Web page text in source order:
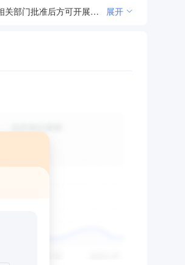
建设工程施工；农业专业及辅助性活动；建筑劳务分包；建筑材料、五金产品销售、机械设备租赁。（依法须经批准的项目，经相关部门批准后方可开展经营活动） 展开